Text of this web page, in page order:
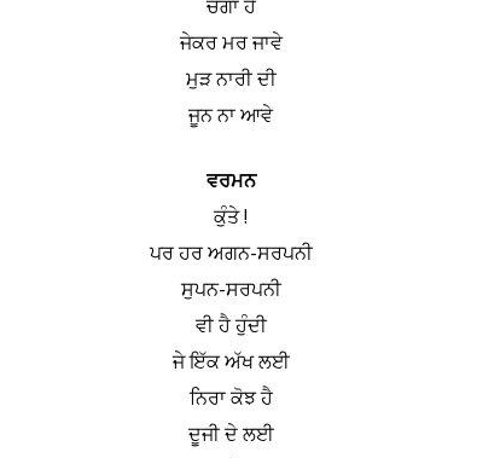
ਚੰਗਾ ਹੈ
ਜੇਕਰ ਮਰ ਜਾਵੇ
ਮੁੜ ਨਾਰੀ ਦੀ
ਜੂਨ ਨਾ ਆਵੇ
ਵਰਮਨ
ਕੁੰਤੇ !
ਪਰ ਹਰ ਅਗਨ-ਸਰਪਨੀ
ਸੁਪਨ-ਸਰਪਨੀ
ਵੀ ਹੈ ਹੁੰਦੀ
ਜੇ ਇੱਕ ਅੱਖ ਲਈ
ਨਿਰਾ ਕੋਝ ਹੈ
ਦੂਜੀ ਦੇ ਲਈ